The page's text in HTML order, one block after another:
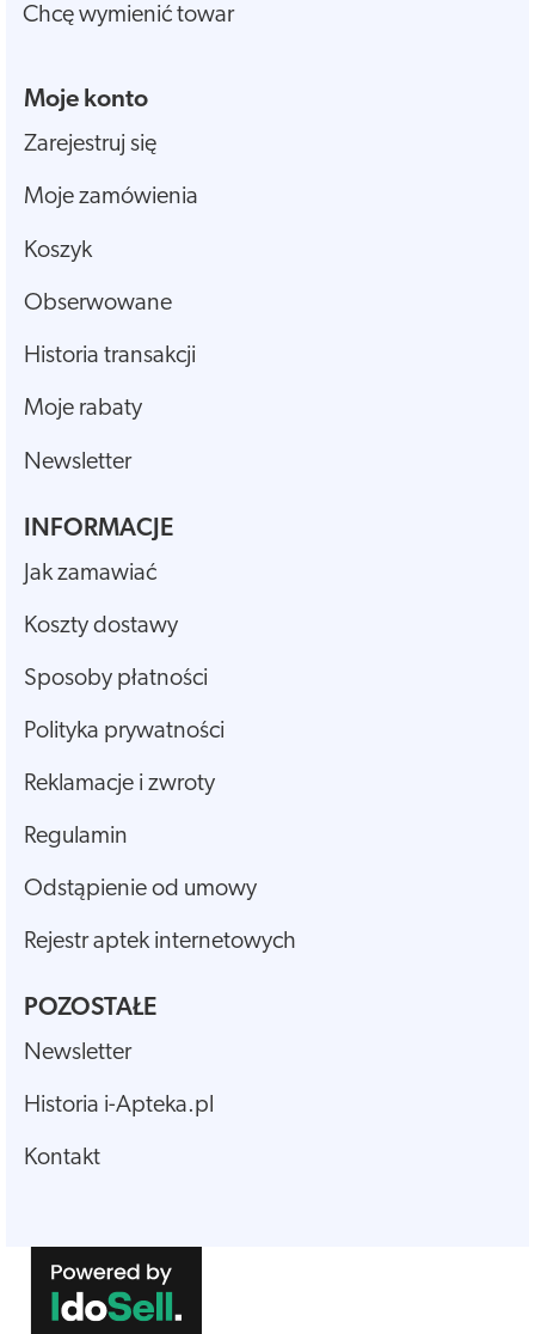
Chcę wymienić towar
Moje konto
Zarejestruj się
Moje zamówienia
Koszyk
Obserwowane
Historia transakcji
Moje rabaty
Newsletter
INFORMACJE
Jak zamawiać
Koszty dostawy
Sposoby płatności
Polityka prywatności
Reklamacje i zwroty
Regulamin
Odstąpienie od umowy
Rejestr aptek internetowych
POZOSTAŁE
Newsletter
Historia i-Apteka.pl
Kontakt